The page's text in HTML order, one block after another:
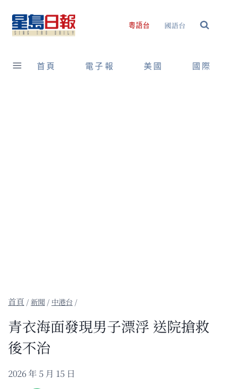
content
粵語台 國語台
首頁 電子報 美國 國際
/新聞 / 中港台 /
青衣海面發現男子漂浮 送院搶救
後不治
2026 年 5 月 15 日